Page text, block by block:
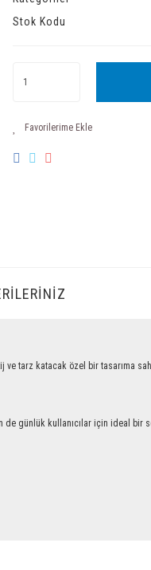
Stok Kodu
tarz katacak özel bir tasarıma
günlük kullanıcılar için ideal bir